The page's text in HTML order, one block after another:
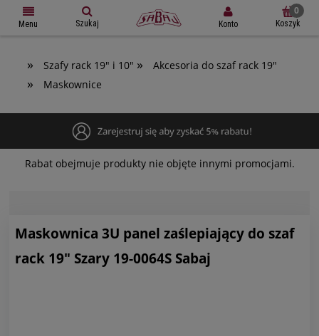
Menu Szukaj Konto Koszyk
» Szafy rack 19" i 10" » Akcesoria do szaf rack 19"
» Maskownice
Rabat obejmuje produkty nie objęte innymi promocjami.
Maskownica 3U panel zaślepiający do szaf
rack 19" Szary 19-0064S Sabaj